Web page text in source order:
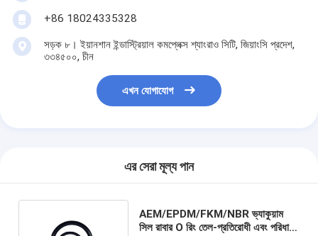
+86 18024335328
সড়ক ৮। ইয়ানশান ইন্ডাস্ট্রিয়াল কমপ্লেক্স শ্যাংরাও সিটি, জিয়াংসি প্রদেশ,
৩৩৪৫০০, চীন
এখন যোগাযোগ
এর সেরা মূল্য পান
AEM/EPDM/FKM/NBR ভ্যাকুয়াম
সিল রাবার O রিং তেল-প্রতিরোধী এবং পরিধান-